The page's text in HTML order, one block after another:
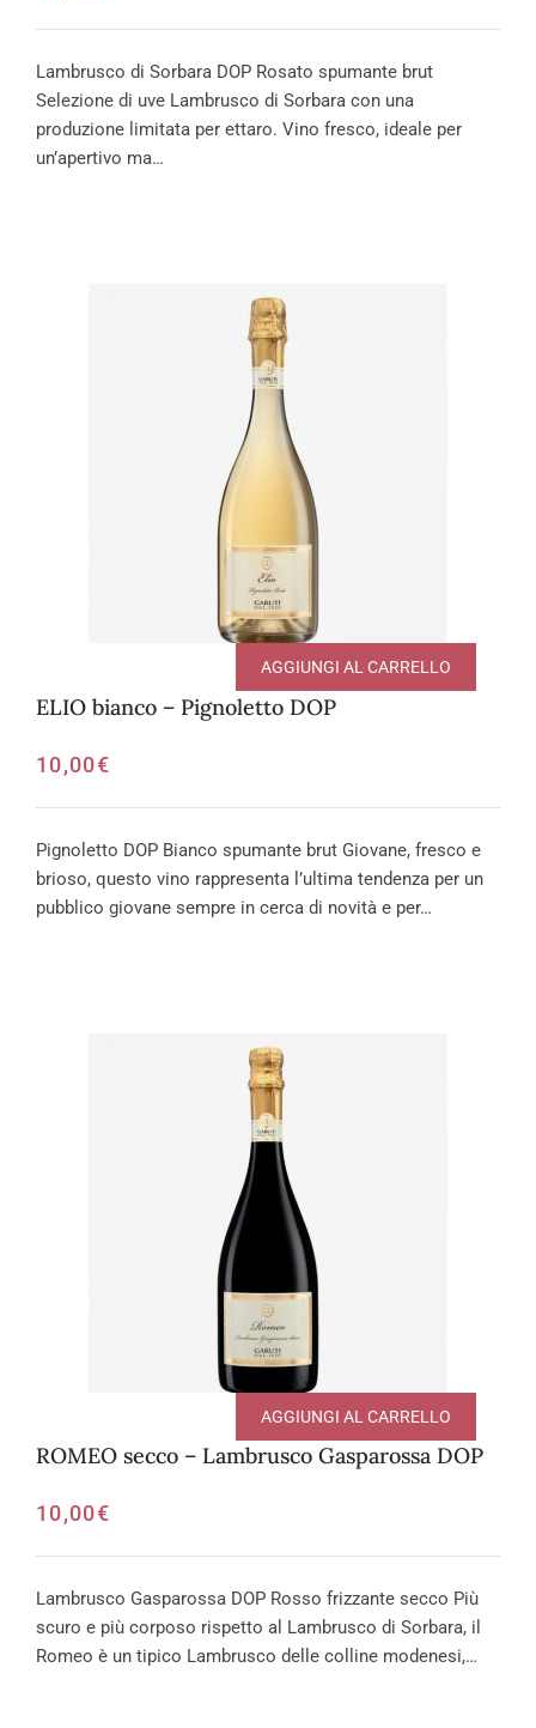
Lambrusco di Sorbara DOP Rosato spumante brut
Selezione di uve Lambrusco di Sorbara con una
produzione limitata per ettaro. Vino fresco, ideale per
un’apertivo ma…
ELIO bianco – Pignoletto DOP
10,00€
AGGIUNGI AL CARRELLO
Pignoletto DOP Bianco spumante brut Giovane, fresco e
brioso, questo vino rappresenta l’ultima tendenza per un
pubblico giovane sempre in cerca di novità e per…
ROMEO secco – Lambrusco Gasparossa DOP
10,00€
AGGIUNGI AL CARRELLO
Lambrusco Gasparossa DOP Rosso frizzante secco Più
scuro e più corposo rispetto al Lambrusco di Sorbara, il
Romeo è un tipico Lambrusco delle colline modenesi,…